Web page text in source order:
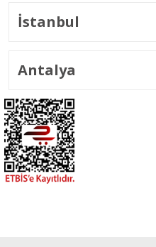
İstanbul
Antalya